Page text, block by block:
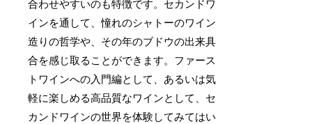
合わせやすいのも特徴です。セカンドワ
インを通して、憧れのシャトーのワイン
造りの哲学や、その年のブドウの出来具
合を感じ取ることができます。ファース
トワインへの入門編として、あるいは気
軽に楽しめる高品質なワインとして、セ
カンドワインの世界を体験してみてはい